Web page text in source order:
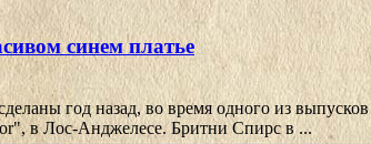
синем платье
год назад, во время одного из выпусков
в Лос-Анджелесе. Бритни Спирс в ...